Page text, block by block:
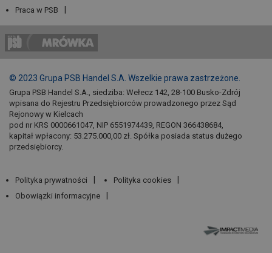
Praca w PSB
© 2023 Grupa PSB Handel S.A. Wszelkie prawa zastrzeżone.
Grupa PSB Handel S.A., siedziba: Wełecz 142, 28-100 Busko-Zdrój
wpisana do Rejestru Przedsiębiorców prowadzonego przez Sąd
Rejonowy w Kielcach
pod nr KRS 0000661047, NIP 6551974439, REGON 366438684,
kapitał wpłacony: 53.275.000,00 zł. Spółka posiada status dużego
przedsiębiorcy.
Polityka prywatności
Polityka cookies
Obowiązki informacyjne